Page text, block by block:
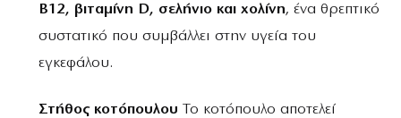
Β12, βιταμίνη D, σελήνιο και χολίνη, ένα θρεπτικό
συστατικό που συμβάλλει στην υγεία του
εγκεφάλου.
Στήθος κοτόπουλου Το κοτόπουλο αποτελεί